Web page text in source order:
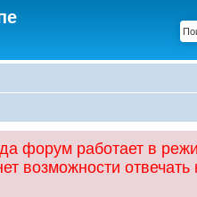
форум работает в
возможности